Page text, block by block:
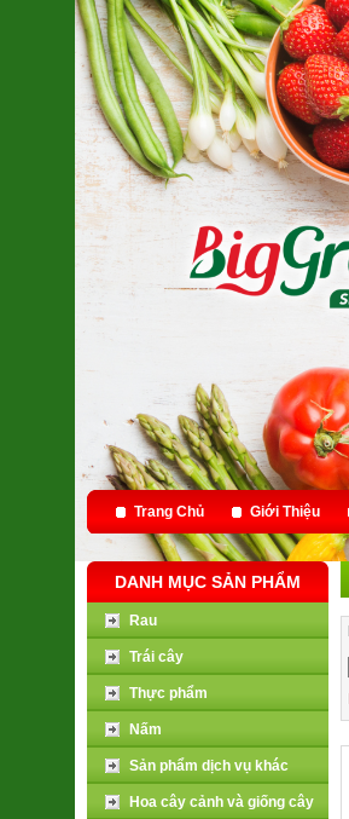
Trang Chủ Giới Thiệu
DANH MỤC SẢN PHẨM
Rau
Trái cây
Thực phẩm
Nấm
Sản phẩm dịch vụ khác
Hoa cây cảnh và giống cây